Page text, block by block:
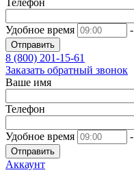
Телефон
Удобное время -
Отправить
8 (800) 201-15-61
Заказать обратный звонок
Ваше имя
Телефон
Удобное время -
Отправить
Аккаунт